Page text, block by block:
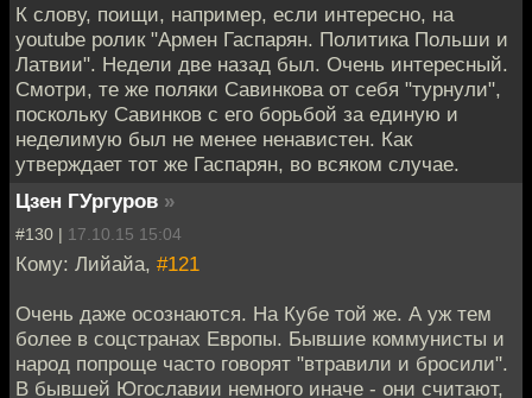
К слову, поищи, например, если интересно, на
youtube ролик "Армен Гаспарян. Политика Польши и
Латвии". Недели две назад был. Очень интересный.
Смотри, те же поляки Савинкова от себя "турнули",
поскольку Савинков с его борьбой за единую и
неделимую был не менее ненавистен. Как
утверждает тот же Гаспарян, во всяком случае.
Цзен ГУргуров »
#130 | 17.10.15 15:04
Кому: Лийайа, #121
Очень даже осознаются. На Кубе той же. А уж тем
более в соцстранах Европы. Бывшие коммунисты и
народ попроще часто говорят "втравили и бросили".
В бывшей Югославии немного иначе - они считают,